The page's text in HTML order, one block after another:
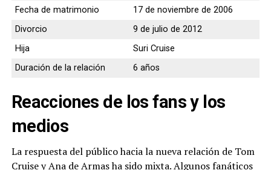
Fecha de matrimonio
17 de noviembre de 2006
Divorcio
9 de julio de 2012
Hija
Suri Cruise
Duración de la relación
6 años
Reacciones de los fans y los
medios
La respuesta del público hacia la nueva relación de Tom
Cruise y Ana de Armas ha sido mixta. Algunos fanáticos